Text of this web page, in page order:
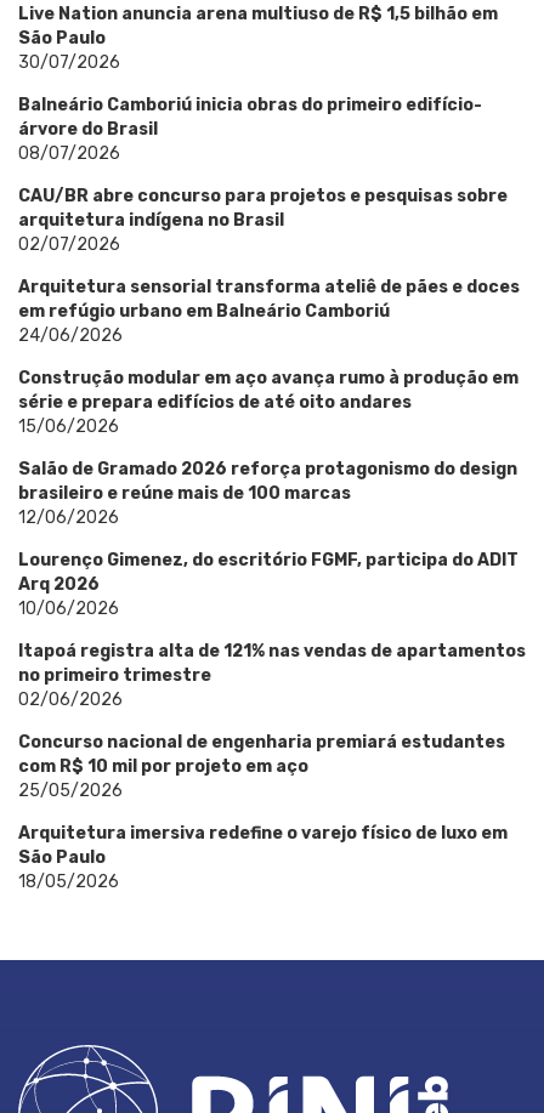
Live Nation anuncia arena multiuso de R$ 1,5 bilhão em
São Paulo
30/07/2026
Balneário Camboriú inicia obras do primeiro edifício-
árvore do Brasil
08/07/2026
CAU/BR abre concurso para projetos e pesquisas sobre
arquitetura indígena no Brasil
02/07/2026
Arquitetura sensorial transforma ateliê de pães e doces
em refúgio urbano em Balneário Camboriú
24/06/2026
Construção modular em aço avança rumo à produção em
série e prepara edifícios de até oito andares
15/06/2026
Salão de Gramado 2026 reforça protagonismo do design
brasileiro e reúne mais de 100 marcas
12/06/2026
Lourenço Gimenez, do escritório FGMF, participa do ADIT
Arq 2026
10/06/2026
Itapoá registra alta de 121% nas vendas de apartamentos
no primeiro trimestre
02/06/2026
Concurso nacional de engenharia premiará estudantes
com R$ 10 mil por projeto em aço
25/05/2026
Arquitetura imersiva redefine o varejo físico de luxo em
São Paulo
18/05/2026